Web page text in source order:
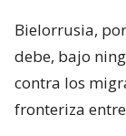
Bielorrusia,
debe, bajo
contra los
fronteriza